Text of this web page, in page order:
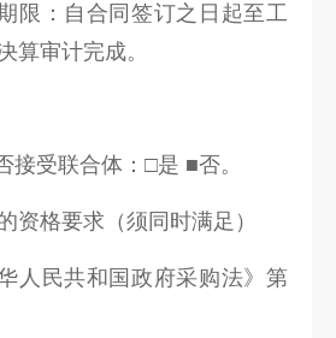
限：自合同签订之日起至工
算审计完成。
接受联合体：□是 ■否。
资格要求（须同时满足）
人民共和国政府采购法》第